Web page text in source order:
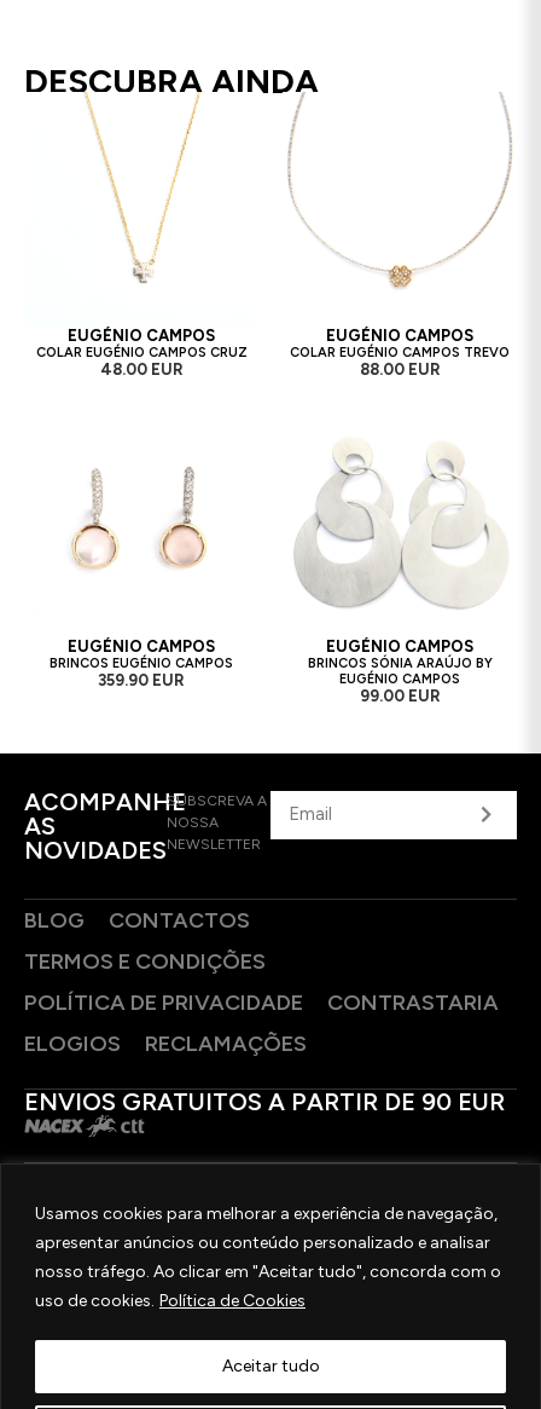
Usamos cookies para melhorar a experiência de navegação,
apresentar anúncios ou conteúdo personalizado e analisar
nosso tráfego. Ao clicar em "Aceitar tudo", concorda com o
uso de cookies. Política de Cookies
Aceitar tudo
DESCUBRA AINDA
EUGÉNIO CAMPOS
COLAR EUGÉNIO CAMPOS CRUZ
48.00 EUR
EUGÉNIO CAMPOS
COLAR EUGÉNIO CAMPOS TREVO
88.00 EUR
EUGÉNIO CAMPOS
BRINCOS EUGÉNIO CAMPOS
359.90 EUR
EUGÉNIO CAMPOS
BRINCOS SÓNIA ARAÚJO BY
EUGÉNIO CAMPOS
99.00 EUR
ACOMPANHE
AS
NOVIDADES
SUBSCREVA A
NOSSA
NEWSLETTER
BLOG
CONTACTOS
TERMOS E CONDIÇÕES
POLÍTICA DE PRIVACIDADE
CONTRASTARIA
ELOGIOS
RECLAMAÇÕES
ENVIOS GRATUITOS A PARTIR DE 90 EUR
SIGA-NOS
2025 © OURIVESARIA FRADIZELA